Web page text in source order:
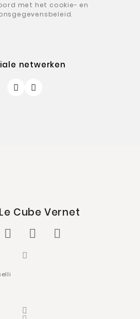
met het cookie- en
netwerken
Cube Vernet